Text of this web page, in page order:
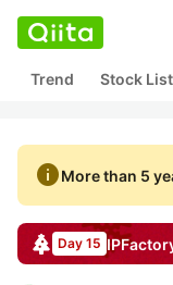
Trend Stock List
infoMore than 5
Day 15